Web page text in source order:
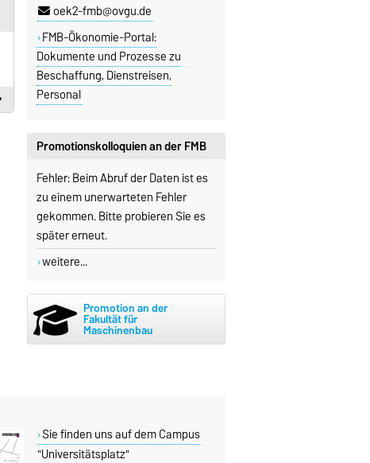
oek2-fmb@ovgu.de
FMB-Ökonomie-Portal:
Dokumente und Prozesse zu
Beschaffung, Dienstreisen,
Personal
Promotionskolloquien an der FMB
Fehler: Beim Abruf der Daten ist es
zu einem unerwarteten Fehler
gekommen. Bitte probieren Sie es
später erneut.
weitere...
Promotion an der
Fakultät für
Maschinenbau
Sie finden uns auf dem Campus
"Universitätsplatz"